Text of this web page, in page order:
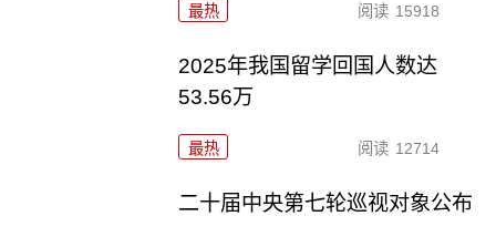
最热 阅读 15918
2025年我国留学回国人数达
53.56万
最热 阅读 12714
二十届中央第七轮巡视对象公布